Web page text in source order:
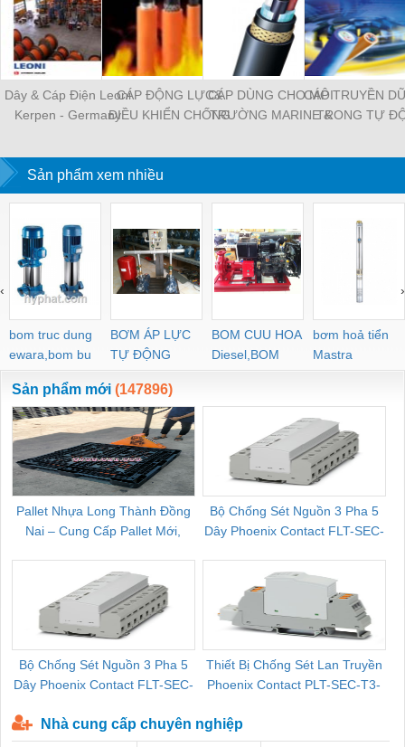
Dây & Cáp Điện Leoni
Kerpen - Germany
CÁP ĐỘNG LỰC&
ĐIỀU KHIỂN CHỐNG
CÁP DÙNG CHO MÔI
TRƯỜNG MARINE &
CÁP TRUYỀN
TRONG TỰ
Sản phẩm xem nhiều
bom truc dung
ewara,bom bu
ewara
BƠM ÁP LỰC
TỰ ĐỘNG
BOM CUU HOA
Diesel,BOM
CHUA CHAY
bơm hoả tiển
Mastra
‹ ›
Sản phẩm mới (147896)
Pallet Nhựa Long Thành Đồng
Nai – Cung Cấp Pallet Mới,
Bộ Chống Sét Nguồn 3 Pha 5
Dây Phoenix Contact FLT-SEC-
Bộ Chống Sét Nguồn 3 Pha 5
Dây Phoenix Contact FLT-SEC-
Thiết Bị Chống Sét Lan Truyền
Phoenix Contact PLT-SEC-T3-
Nhà cung cấp chuyên nghiệp